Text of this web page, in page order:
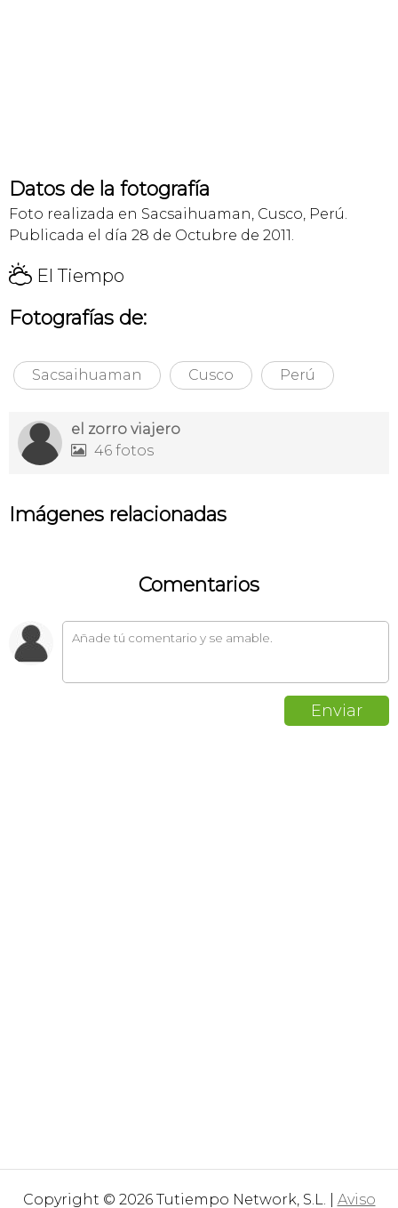
Datos de la fotografía
Foto realizada en Sacsaihuaman, Cusco, Perú.
Publicada el día 28 de Octubre de 2011.
H El Tiempo
Fotografías de:
Sacsaihuaman Cusco Perú
el zorro viajero
 46 fotos
Imágenes relacionadas
Comentarios
Copyright © 2026 Tutiempo Network, S.L. | Aviso